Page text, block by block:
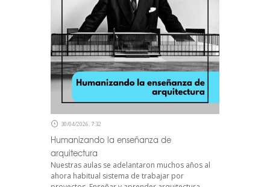
30/04/2026, 7:32
Humanizando la enseñanza de
arquitectura
Nuestras aulas se adelantaron muchos años al
ahora habitual sistema de trabajar por